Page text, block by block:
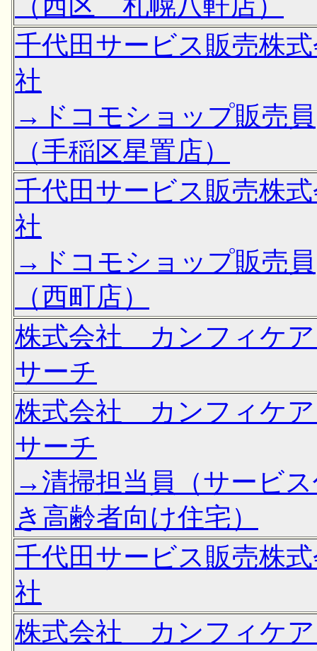
千代田サービス販売株
社
→ドコモショップ販売員
（手稲区星置店）
千代田サービス販売株
社
→ドコモショップ販売員
（西町店）
株式会社 カンフィケ
サーチ
株式会社 カンフィケ
サーチ
→清掃担当員（サービ
き高齢者向け住宅）
千代田サービス販売株
社
株式会社 カンフィケ